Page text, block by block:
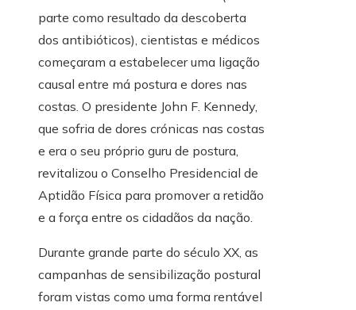
parte como resultado da descoberta
dos antibióticos), cientistas e médicos
começaram a estabelecer uma ligação
causal entre má postura e dores nas
costas. O presidente John F. Kennedy,
que sofria de dores crónicas nas costas
e era o seu próprio guru de postura,
revitalizou o Conselho Presidencial de
Aptidão Física para promover a retidão
e a força entre os cidadãos da nação.
Durante grande parte do século XX, as
campanhas de sensibilização postural
foram vistas como uma forma rentável